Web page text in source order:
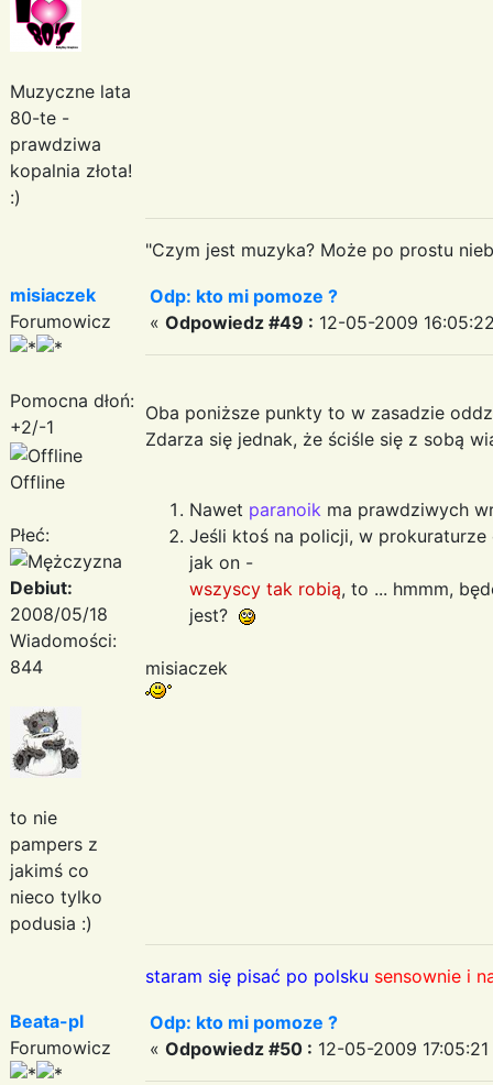
Muzyczne lata
80-te -
prawdziwa
kopalnia złota!
:)
"Czym jest muzyka? Może po prostu
misiaczek
Forumowicz
Pomocna dłoń:
+2/-1
Offline
Płeć:
Debiut:
2008/05/18
Wiadomości:
844
to nie
pampers z
jakimś co
nieco tylko
podusia :)
Odp: kto mi pomoze ?
« Odpowiedz #49 : 12-05-2009
Oba poniższe punkty to w zasadzie
Zdarza się jednak, że ściśle się z sobą
Nawet paranoik ma prawdziwych
Jeśli ktoś na policji, w
jak on -
wszyscy tak robią, to ... hmmm,
jest?
misiaczek
staram się pisać po polsku sensownie i
Beata-pl
Forumowicz
Odp: kto mi pomoze ?
« Odpowiedz #50 : 12-05-2009 17:05:21